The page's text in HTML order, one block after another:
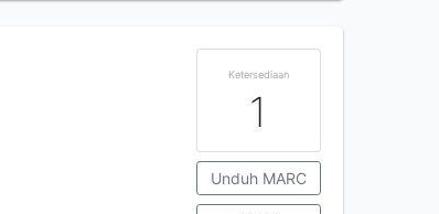
Ketersediaan
1
Unduh MARC